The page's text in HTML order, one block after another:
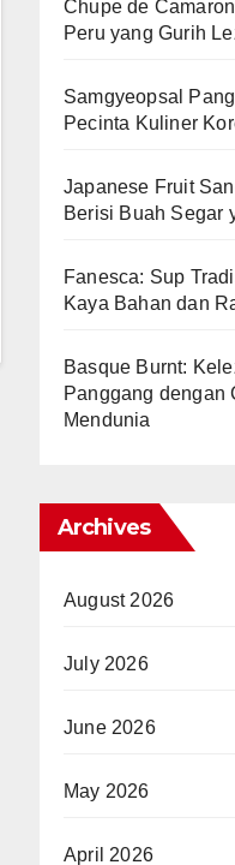
Chupe de
Peru yang Gurih
Samgyeopsal
Pecinta Kuliner
Japanese Fruit
Berisi Buah Segar
Fanesca: Sup
Kaya Bahan dan
Basque Burnt:
Panggang dengan
Mendunia
Archives
August 2026
July 2026
June 2026
May 2026
April 2026